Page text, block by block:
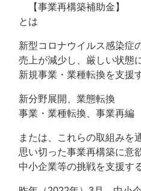
【事業再構築補助金】
とは
新型コロナウイルス感染症
売上が減少し、厳しい状態
新規事業・業種転換を支
新分野展開、業態転換
事業・業種転換、事業再編
または、これらの取組みを
思い切った事業再構築に意
中小企業等の挑戦を支援す